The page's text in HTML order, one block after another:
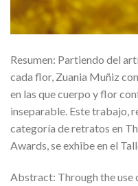
Resumen: Partiendo del
cada flor, Zuania Muñiz
en las que cuerpo y flor
inseparable. Este trabajo,
categoría de retratos en
Awards, se exhibe en el
Abstract: Through the use